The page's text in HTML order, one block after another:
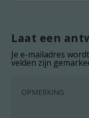
Laat een
Je e-mailadres
velden zijn